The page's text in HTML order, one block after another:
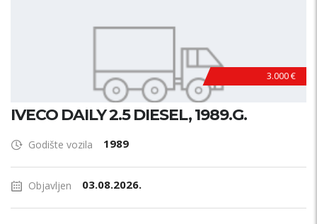
3.000 €
IVECO DAILY 2.5 DIESEL, 1989.G.
Godište vozila 1989
Objavljen 03.08.2026.